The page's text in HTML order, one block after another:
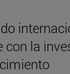
con la